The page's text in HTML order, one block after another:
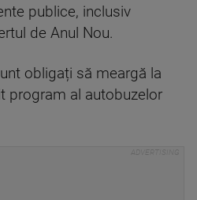
publice, inclusiv
de Anul Nou.
obligați să meargă la
program al autobuzelor